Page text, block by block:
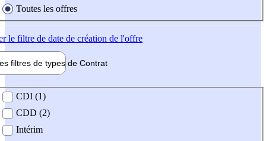
Toutes les offres
le filtre de date de création de l'offre
filtres de types de Contrat
contrat
CDI (1)
CDD (2)
Intérim